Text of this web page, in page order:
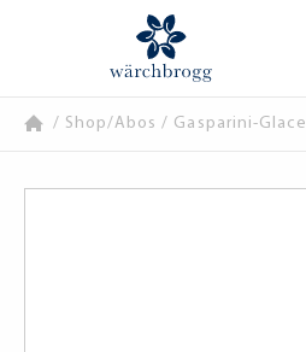
/ Shop/Abos / Gasparini-Glace